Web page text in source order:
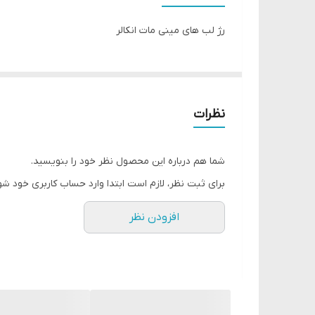
رژ لب های مینی مات انکالر
نظرات
شما هم درباره این محصول نظر خود را بنویسید.
برای ثبت نظر، لازم است ابتدا وارد حساب کاربری خود
افزودن نظر